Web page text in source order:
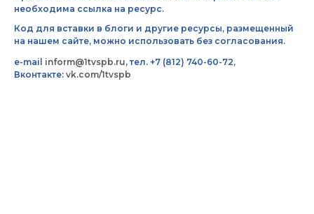
необходима ссылка на ресурс.
Код для вставки в блоги и другие ресурсы, размещенный
на нашем сайте, можно использовать без согласования.
e-mail inform@1tvspb.ru, тел. +7 (812) 740-60-72,
Вконтакте: vk.com/1tvspb